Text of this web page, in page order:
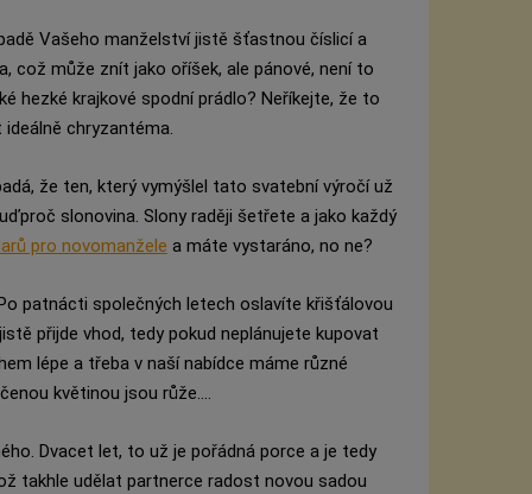
Vašeho manželství jistě šťastnou číslicí a
což může znít jako oříšek, ale pánové, není to
hezké krajkové spodní prádlo? Neříkejte, že to
chryzantéma.
že ten, který vymýšlel tato svatební výročí už
slonovina. Slony raději šetřete a jako každý
pro novomanžele a máte vystaráno, no ne?
patnácti společných letech oslavíte křišťálovou
přijde vhod, tedy pokud neplánujete kupovat
lépe a třeba v naší nabídce máme různé
květinou jsou růže....
Dvacet let, to už je pořádná porce a je tedy
takhle udělat partnerce radost novou sadou